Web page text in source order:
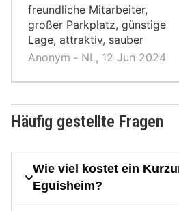
freundliche Mitarbeiter,
großer Parkplatz, günstige
Lage, attraktiv, sauber
Anonym ‐ NL, 12 Jun 2024
Häufig gestellte Fragen
Wie viel kostet ein
Eguisheim?